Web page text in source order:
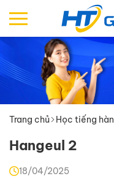
Trang chủ Học tiếng hàn
Hangeul 2
18/04/2025